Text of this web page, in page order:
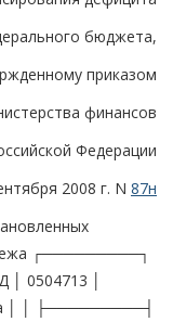
бюджета,
приказом
финансов
Федерации
2008 г. N 87н
┌─────────┐
0504713 │
│ │ ├─────────┤